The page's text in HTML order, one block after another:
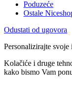
Poduzeće
Ostale
Odustati od ugovora
Personalizirajte
Kolačiće i druge
kako bismo Vam